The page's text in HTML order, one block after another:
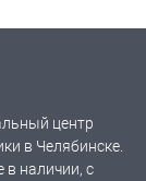
центр
в Челябинске.
в наличии, с